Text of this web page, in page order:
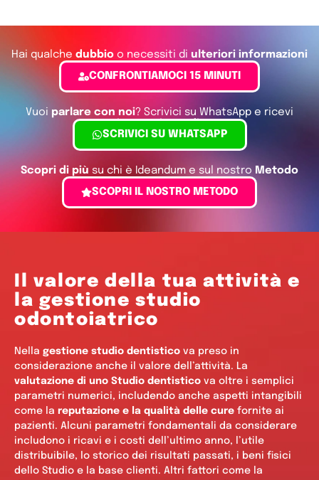
Hai qualche dubbio o necessiti di ulteriori informazioni
o di un confronto?
CONFRONTIAMOCI 15 MINUTI
Vuoi parlare con noi? Scrivici su WhatsApp e ricevi
assistenza immediata.
SCRIVICI SU WHATSAPP
Scopri di più su chi è Ideandum e sul nostro Metodo
Generare Valore!
SCOPRI IL NOSTRO METODO
Il valore della tua attività e
la gestione studio
odontoiatrico
Nella gestione studio dentistico va preso in
considerazione anche il valore dell’attività. La
valutazione di uno Studio dentistico va oltre i semplici
parametri numerici, includendo anche aspetti intangibili
come la reputazione e la qualità delle cure fornite ai
pazienti. Alcuni parametri fondamentali da considerare
includono i ricavi e i costi dell’ultimo anno, l’utile
distribuibile, lo storico dei risultati passati, i beni fisici
dello Studio e la base clienti. Altri fattori come la